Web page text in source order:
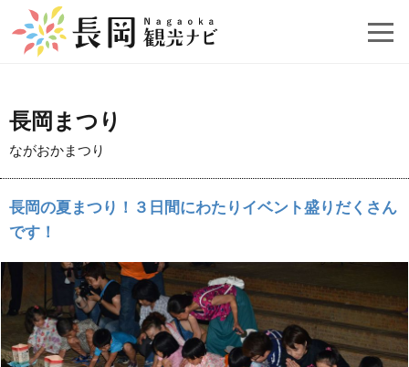
長岡まつり
ながおかまつり
長岡の夏まつり！３日間にわたりイベント盛りだくさん
です！